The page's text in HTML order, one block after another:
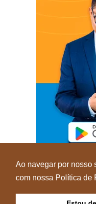
Ao navegar por nosso
com nossa Política de